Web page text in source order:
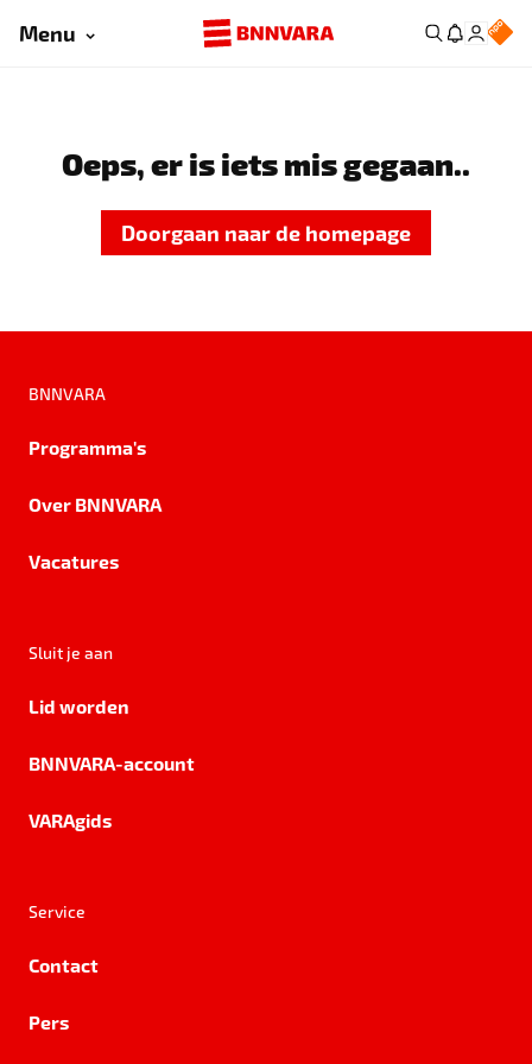
Menu
Oeps, er is iets mis gegaan..
Doorgaan naar de homepage
BNNVARA
Programma's
Over BNNVARA
Vacatures
Sluit je aan
Lid worden
BNNVARA-account
VARAgids
Service
Contact
Pers